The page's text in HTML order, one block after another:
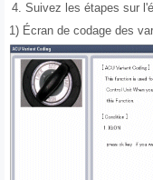
4. Suivez les étapes sur
1) Écran de codage des